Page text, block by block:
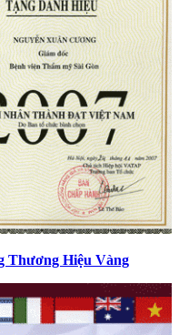
Thương Hiệu Vàng